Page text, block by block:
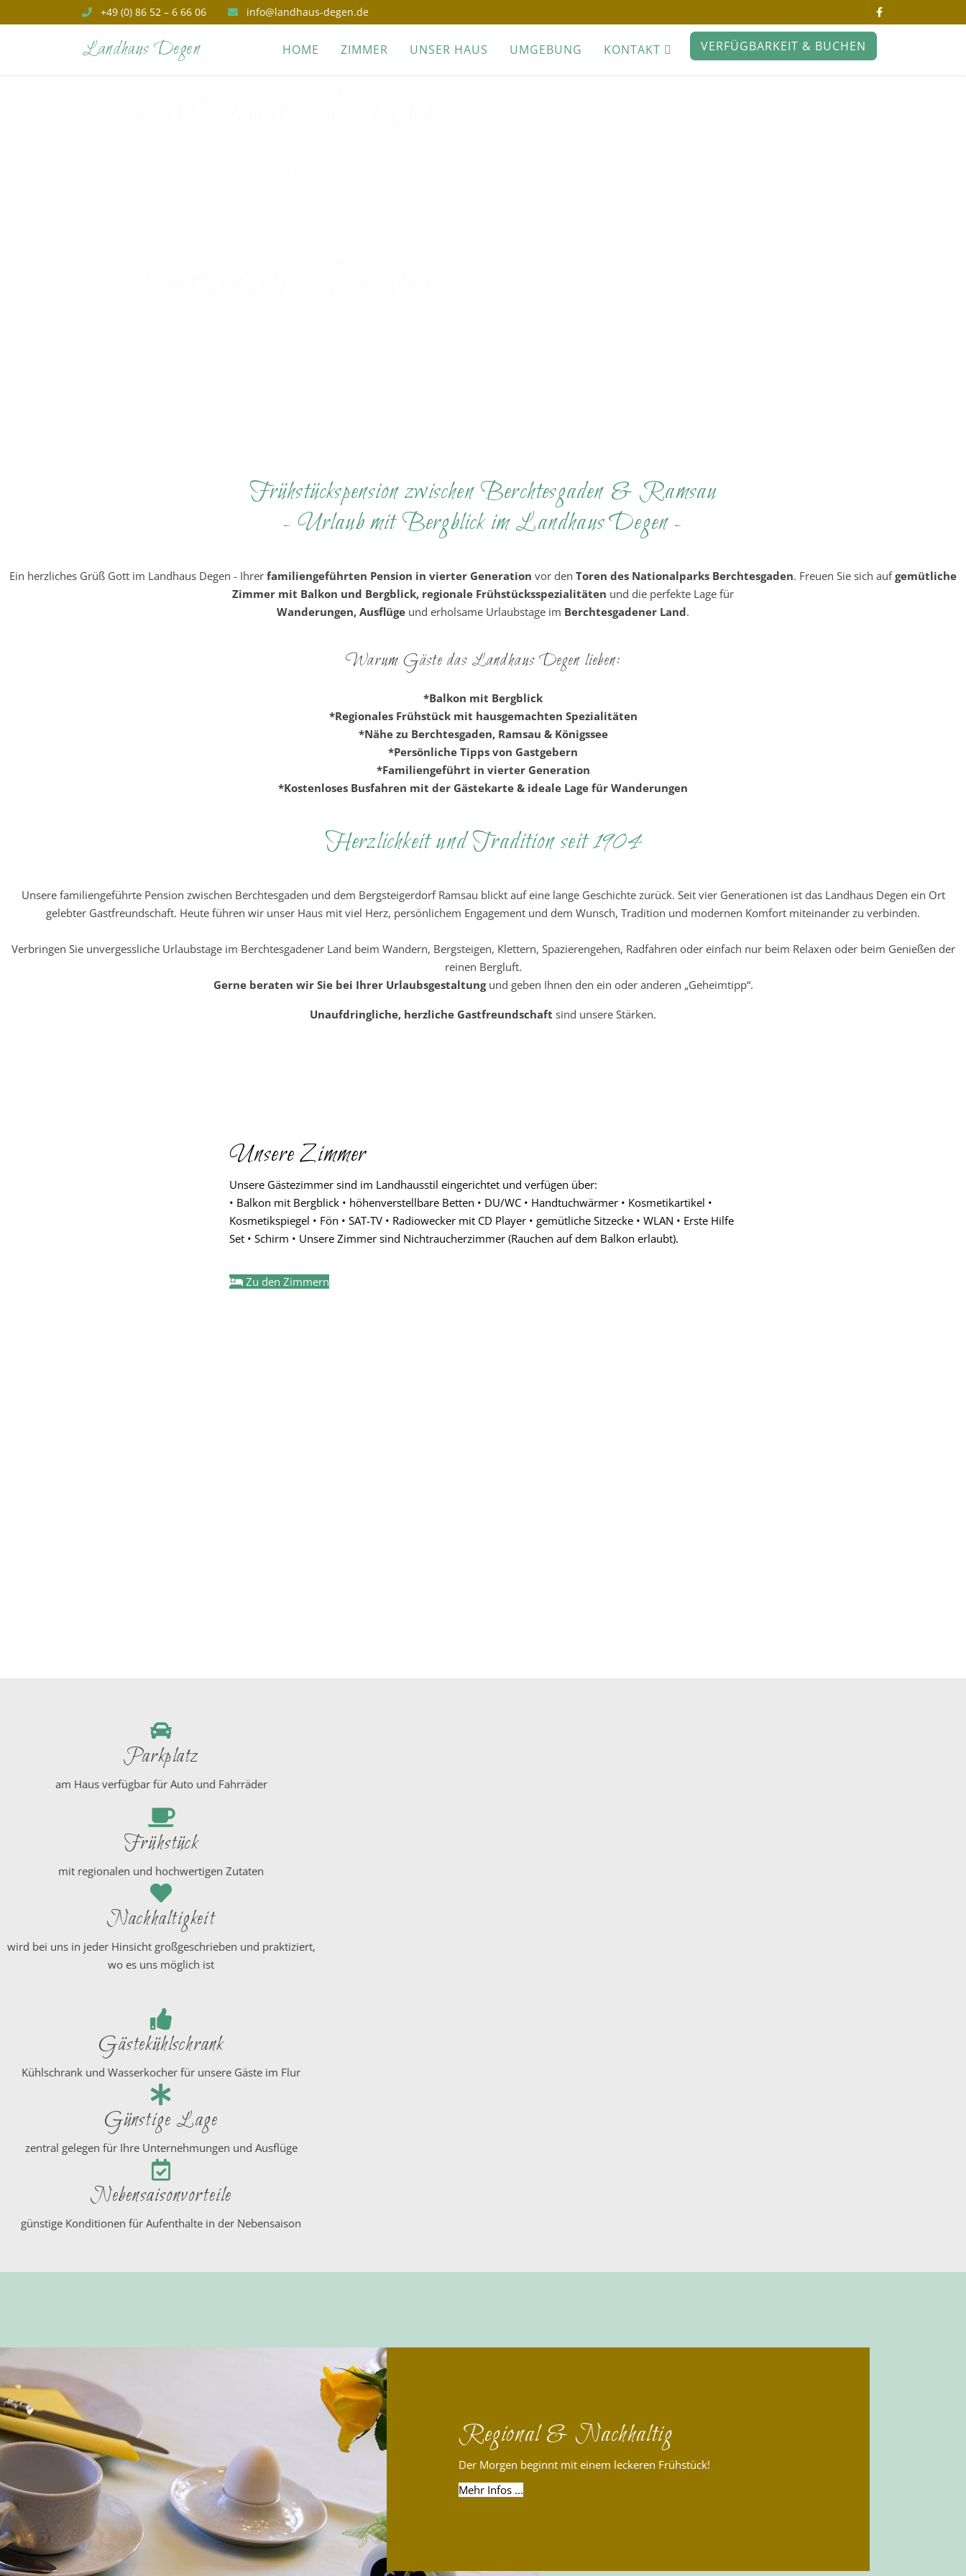
+49 (0) 86 52 – 6 66 06 info@landhaus-degen.de
Landhaus Degen HOME ZIMMER UNSER HAUS UMGEBUNG KONTAKT VERFÜGBARKEIT & BUCHEN
Frühstückspension zwischen Berchtesgaden & Ramsau
- Urlaub mit Bergblick im Landhaus Degen -
Ein herzliches Grüß Gott im Landhaus Degen - Ihrer familiengeführten Pension in vierter Generation vor den Toren des Nationalparks Berchtesgaden. Freuen Sie sich aufgemütliche
Zimmer mit Balkon und Bergblick, regionale Frühstücksspezialitäten und die perfekte Lage für
Wanderungen, Ausflüge und erholsame Urlaubstage im Berchtesgadener Land.
Warum Gäste das Landhaus Degen lieben:
*Balkon mit Bergblick
*Regionales Frühstück mit hausgemachten Spezialitäten
*Nähe zu Berchtesgaden, Ramsau & Königssee
*Persönliche Tipps von Gastgebern
*Familiengeführt in vierter Generation
*Kostenloses Busfahren mit der Gästekarte & ideale Lage für Wanderungen
Herzlichkeit und Tradition seit 1904
Unsere familiengeführte Pension zwischen Berchtesgaden und dem Bergsteigerdorf Ramsau blickt auf eine lange Geschichte zurück. Seit vier Generationen ist das Landhaus Degen ein Ort
gelebter Gastfreundschaft. Heute führen wir unser Haus mit viel Herz, persönlichem Engagement und dem Wunsch, Tradition und modernen Komfort miteinander zu verbinden.
Verbringen Sie unvergessliche Urlaubstage im Berchtesgadener Land beim Wandern, Bergsteigen, Klettern, Spazierengehen, Radfahren oder einfach nur beim Relaxen oder beim Genießen der
reinen Bergluft.
Gerne beraten wir Sie bei Ihrer Urlaubsgestaltungund geben Ihnen den ein oder anderen „Geheimtipp“.
Unaufdringliche, herzliche Gastfreundschaft sind unsere Stärken.
Unsere Zimmer
Unsere Gästezimmer sind im Landhausstil eingerichtet und verfügen über:
• Balkon mit Bergblick • höhenverstellbare Betten • DU/WC • Handtuchwärmer • Kosmetikartikel •
Kosmetikspiegel • Fön • SAT-TV • Radiowecker mit CD Player • gemütliche Sitzecke • WLAN • Erste Hilfe
Set • Schirm • Unsere Zimmer sind Nichtraucherzimmer (Rauchen auf dem Balkon erlaubt).
Zu den Zimmern
Parkplatz
am Haus verfügbar für Auto und Fahrräder
Frühstück
mit regionalen und hochwertigen Zutaten
Nachhaltigkeit
wird bei uns in jeder Hinsicht großgeschrieben und praktiziert,
wo es uns möglich ist
Gästekühlschrank
Kühlschrank und Wasserkocher für unsere Gäste im Flur
Günstige Lage
zentral gelegen für Ihre Unternehmungen und Ausflüge
Nebensaisonvorteile
günstige Konditionen für Aufenthalte in der Nebensaison
Regional & Nachhaltig
Der Morgen beginnt mit einem leckeren Frühstück!
Mehr Infos ...